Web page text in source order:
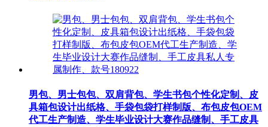
男包、男士包包、双肩背包、学生书包个性化定制、皮
具箱包设计出纸格、手袋包袋打样制版、布包皮包OEM
代工生产制造、学生毕业设计大赛作品缝制、手工皮具